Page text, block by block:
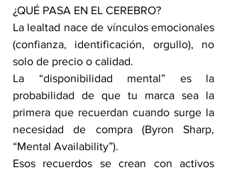
¿QUÉ PASA EN EL CEREBRO?
La lealtad nace de vínculos emocionales
(confianza, identificación, orgullo), no
solo de precio o calidad.
La “disponibilidad mental” es la
probabilidad de que tu marca sea la
primera que recuerdan cuando surge la
necesidad de compra (Byron Sharp,
“Mental Availability”).
Esos recuerdos se crean con activos